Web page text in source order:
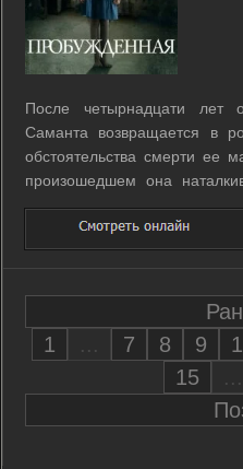
После четырнадцати лет
Саманта возвращается в
обстоятельства смерти ее
произошедшем она
окружающих помочь ей, в
начинает неустанно
Тем временем её
1
... 7 8 9
15
...